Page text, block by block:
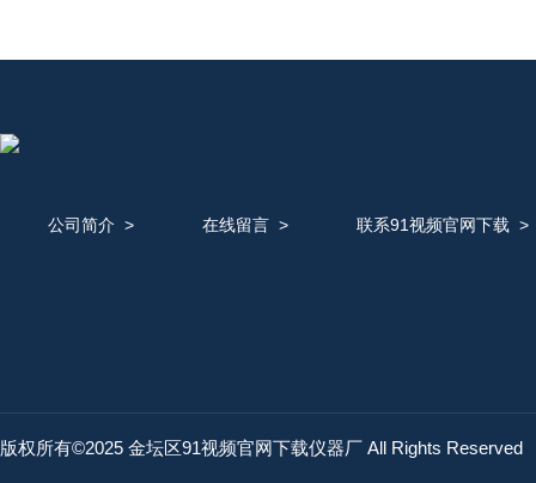
公司简介 > 在线留言> 联系91视频官网下载
版权所有©2025 金坛区91视频官网下载仪器厂 All Rights Reserved